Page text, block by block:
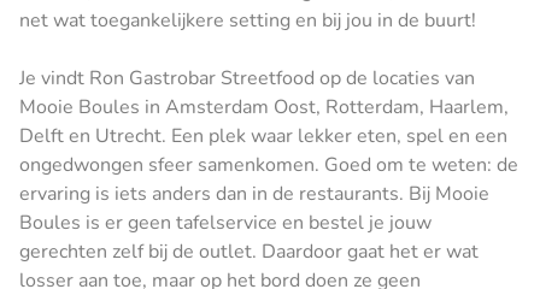
net wat toegankelijkere setting en bij jou in de buurt!
Je vindt Ron Gastrobar Streetfood op de locaties van
Mooie Boules in Amsterdam Oost, Rotterdam, Haarlem,
Delft en Utrecht. Een plek waar lekker eten, spel en een
ongedwongen sfeer samenkomen. Goed om te weten: de
ervaring is iets anders dan in de restaurants. Bij Mooie
Boules is er geen tafelservice en bestel je jouw
gerechten zelf bij de outlet. Daardoor gaat het er wat
losser aan toe, maar op het bord doen ze geen